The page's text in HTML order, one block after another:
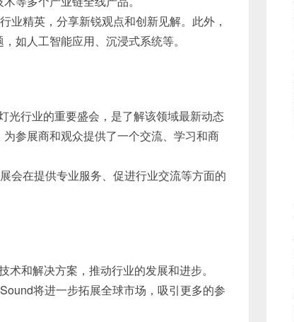
业精英，分享新锐观点和创新见解。此外，
如人工智能应用、沉浸式系统等。
光行业的重要盛会，是了解该领域最新动态
参展商和观众提供了一个交流、学习和商
会在提供专业服务、促进行业交流等方面的
和解决方案，推动行业的发展和进步。
将进一步拓展全球市场，吸引更多的参